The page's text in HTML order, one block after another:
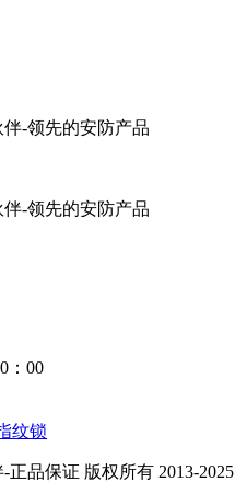
：00
纹锁
正品保证 版权所有 2013-2025